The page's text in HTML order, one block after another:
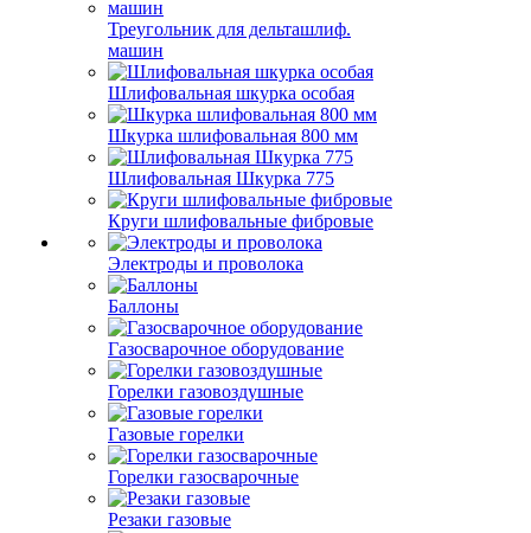
Треугольник для дельташлиф.
машин
Шлифовальная шкурка особая
Шкурка шлифовальная 800 мм
Шлифовальная Шкурка 775
Круги шлифовальные фибровые
Электроды и проволока
Баллоны
Газосварочное оборудование
Горелки газовоздушные
Газовые горелки
Горелки газосварочные
Резаки газовые